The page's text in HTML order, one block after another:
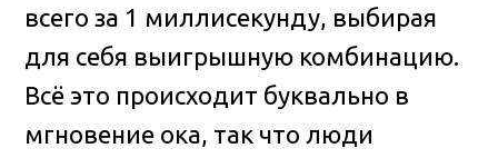
всего за 1 миллисекунду, выбирая
для себя выигрышную комбинацию.
Всё это происходит буквально в
мгновение ока, так что люди